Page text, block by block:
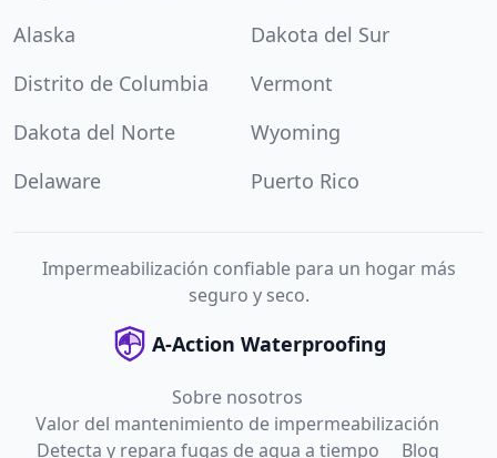
Alaska
Dakota del Sur
Distrito de Columbia
Vermont
Dakota del Norte
Wyoming
Delaware
Puerto Rico
Impermeabilización confiable para un hogar más
seguro y seco.
A-Action Waterproofing
Sobre nosotros
Valor del mantenimiento de impermeabilización
Detecta y repara fugas de agua a tiempo
Blog